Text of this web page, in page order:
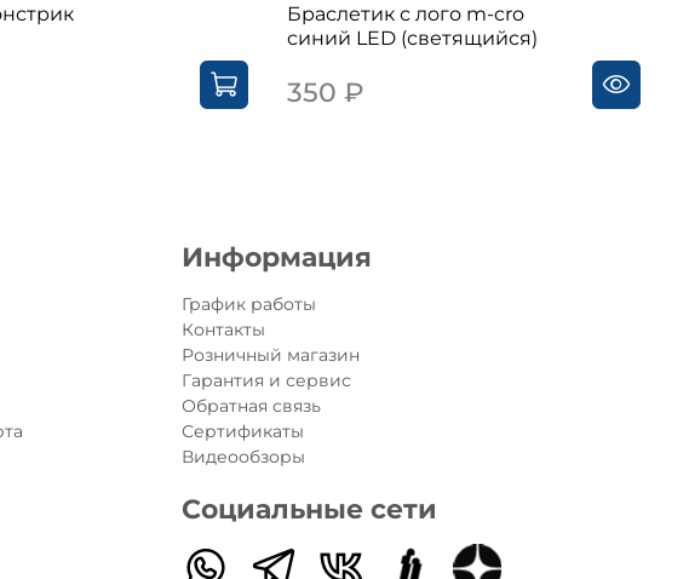
Браслетик с лого m-cro
синий LED (светящийся)
350 ₽
Информация
График работы
Контакты
Розничный магазин
Гарантия и сервис
Обратная связь
Сертификаты
Видеообзоры
Социальные сети